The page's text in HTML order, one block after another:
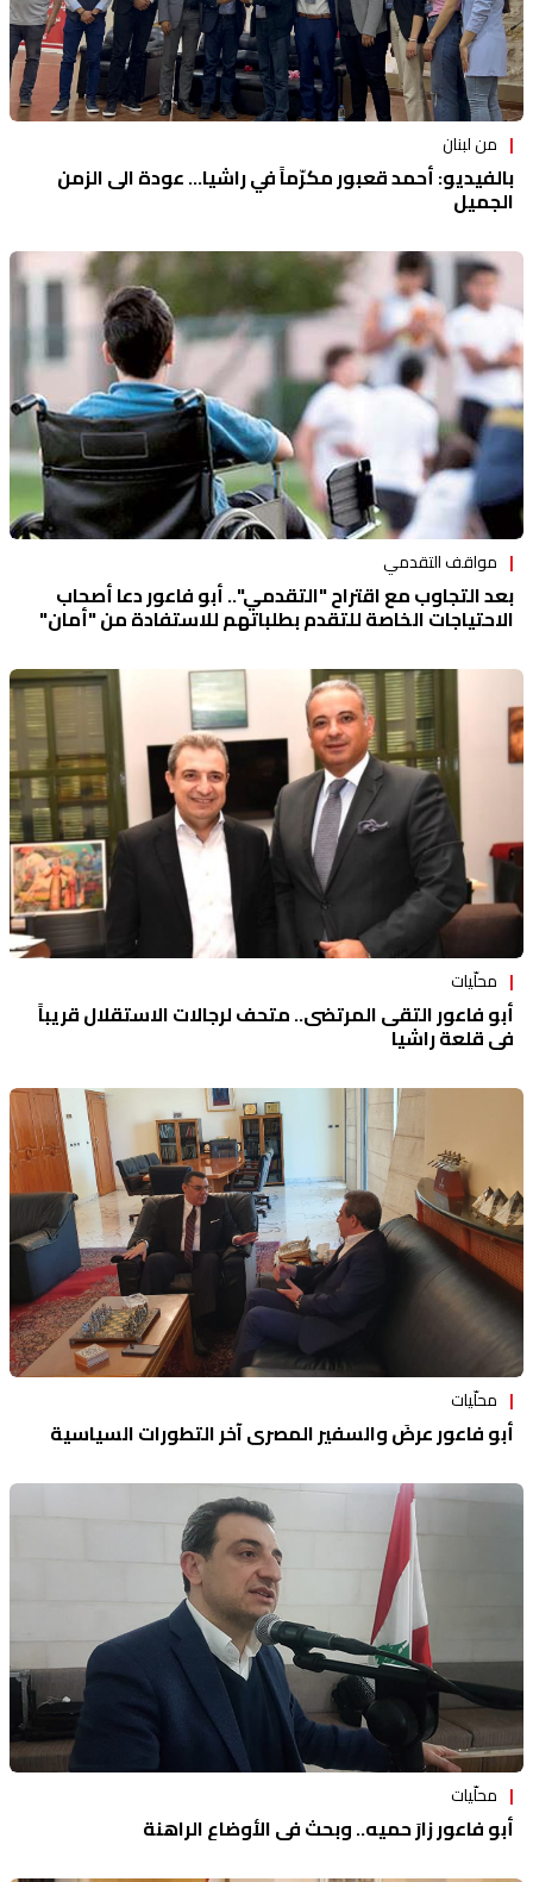
من لبنان
بالفيديو: أحمد قعبور مكرّماً في راشيا... عودة الى الزمن
الجميل
مواقف التقدمي
بعد التجاوب مع اقتراح "التقدمي".. أبو فاعور دعا أصحاب
الاحتياجات الخاصة للتقدم بطلباتهم للاستفادة من "أمان"
محلّيات
أبو فاعور التقى المرتضى.. متحف لرجالات الاستقلال قريباً
في قلعة راشيا
محلّيات
أبو فاعور عرضَ والسفير المصري آخر التطورات السياسية
محلّيات
أبو فاعور زارَ حميه.. وبحث في الأوضاع الراهنة